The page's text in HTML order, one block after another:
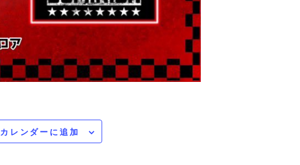
カレンダーに追加